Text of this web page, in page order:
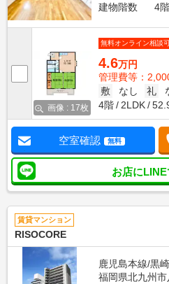
建物階数
4
画像 : 17枚
無料オンライン相談
4.6万円
管理費等：
敷
なし 礼
4階
2LDK
空室確認 無料
お店に
賃貸マンション
RISOCORE
鹿児島本線/黒
福岡県北九州